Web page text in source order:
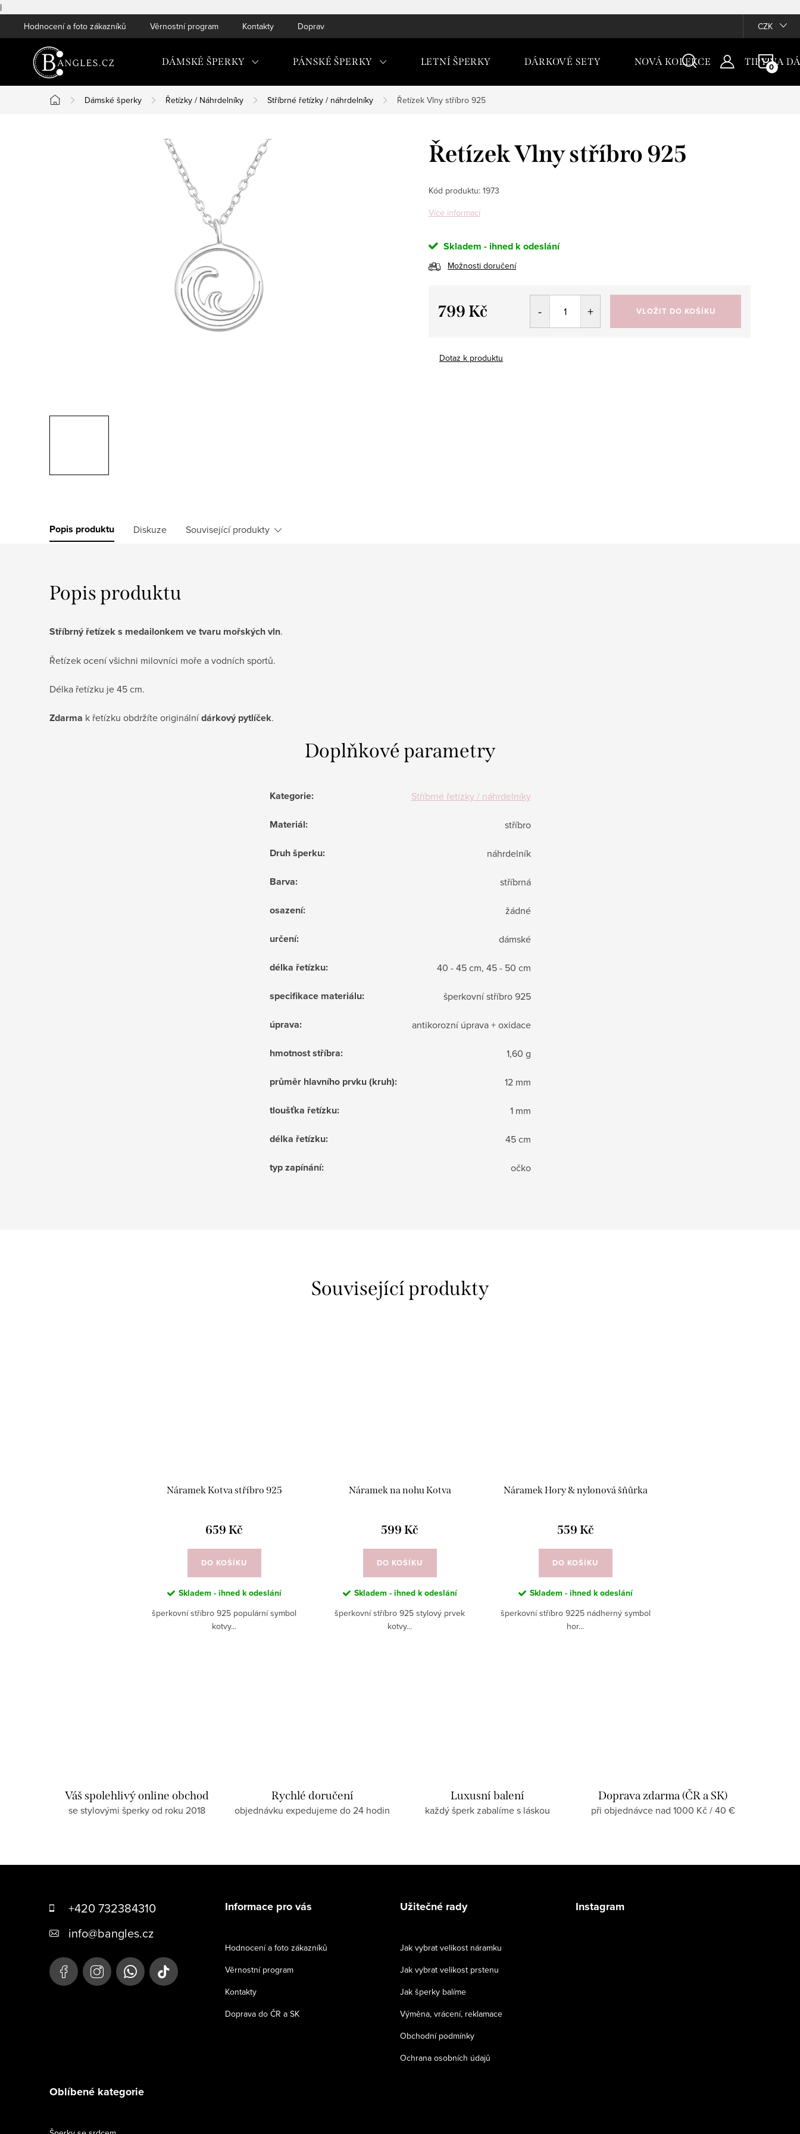
|
na
Hodnocení a foto zákazníků Věrnostní program Kontakty Doprava do ČR a SK CZK
DÁMSKÉ ŠPERKY PÁNSKÉ ŠPERKY LETNÍ ŠPERKY DÁRKOVÉ SETY NOVÁ KOLEKCE TIPY NA
Domů
Dámské šperky Řetízky / Náhrdelníky Stříbrné řetízky / náhrdelníky Řetízek Vlny stříbro 925
Řetízek Vlny stříbro 925
Kód produktu: 1973
Více informací
Skladem - ihned k odeslání
Možnosti doručení
799 Kč VLOŽIT DO KOŠÍKU
Dotaz k produktu
Popis produktu Diskuze Související produkty
Popis produktu
Stříbrný řetízek s medailonkem ve tvaru mořských vln.
Řetízek ocení všichni milovníci moře a vodních sportů.
Délka řetízku je 45 cm.
Zdarma k řetízku obdržíte originálnídárkový pytlíček.
Doplňkové parametry
Kategorie: Stříbrné řetízky / náhrdelníky
Materiál: stříbro
Druh šperku: náhrdelník
Barva: stříbrná
osazení: žádné
určení: dámské
délka řetízku: 40 - 45 cm, 45 - 50 cm
specifikace materiálu: šperkovní stříbro 925
úprava: antikorozní úprava + oxidace
hmotnost stříbra: 1,60 g
průměr hlavního prvku (kruh): 12 mm
tloušťka řetízku: 1 mm
délka řetízku: 45 cm
typ zapínání: očko
Související produkty
Náramek Kotva stříbro 925
659 Kč
DO KOŠÍKU
Skladem - ihned k odeslání
šperkovní stříbro 925 populární symbol
kotvy...
Náramek na nohu Kotva
599 Kč
DO KOŠÍKU
Skladem - ihned k odeslání
šperkovní stříbro 925 stylový prvek
kotvy...
Náramek Hory & nylonová šňůrka
559 Kč
DO KOŠÍKU
Skladem - ihned k odeslání
šperkovní stříbro 9225 nádherný symbol
hor...
Váš spolehlivý online obchod
se stylovými šperky od roku 2018
Rychlé doručení
objednávku expedujeme do 24 hodin
Luxusní balení
každý šperk zabalíme s láskou
Doprava zdarma (ČR a SK)
při objednávce nad 1000 Kč / 40 €
+420 732384310
info@bangles.cz
Informace pro vás
Hodnocení a foto zákazníků
Věrnostní program
Kontakty
Doprava do ČR a SK
Užitečné rady
Jak vybrat velikost náramku
Jak vybrat velikost prstenu
Jak šperky balíme
Výměna, vrácení, reklamace
Obchodní podmínky
Ochrana osobních údajů
Instagram
Oblíbené kategorie